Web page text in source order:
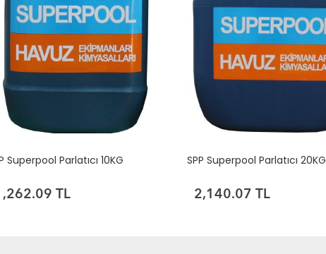
Superpool Parlatıcı 10KG
TL
SPP Superpool Parlatıcı 20KG
2,140.07 TL